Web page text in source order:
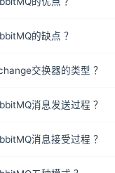
的缺点 ？
交换器的类型 ？
消息发送过程 ？
消息接受过程 ？